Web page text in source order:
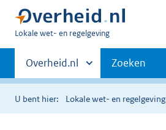
U
hier:
Lokale wet- en regelgeving
Primaire
navigatie
Andere
sites
binnen
Overheid.nl Zoeken
U bent hier: Lokale wet- en regelgeving